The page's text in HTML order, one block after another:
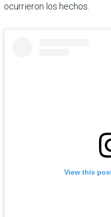
ocurrieron los hechos.
View this